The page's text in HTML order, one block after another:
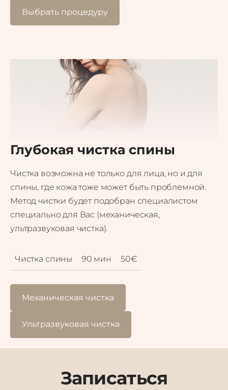
Выбрать процедуру
Глубокая чистка спины
Чистка возможна не только для лица, но и для
спины, где кожа тоже может быть проблемной.
Метод чистки будет подобран специалистом
специально для Вас (механическая,
ультразвуковая чистка).
Чистка спины 90 мин 50€
Механическая чистка
Ультразвуковая чистка
Записаться